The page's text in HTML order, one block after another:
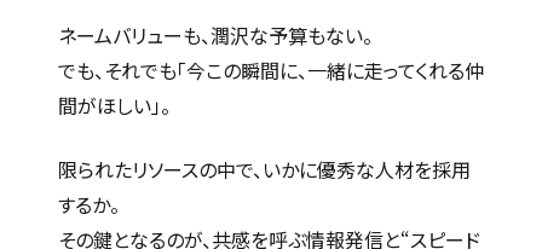
ネームバリューも、潤沢な予算もない。
でも、それでも「今この瞬間に、一緒に走ってくれる仲
間がほしい」。
限られたリソースの中で、いかに優秀な人材を採用
するか。
その鍵となるのが、共感を呼ぶ情報発信と“スピード